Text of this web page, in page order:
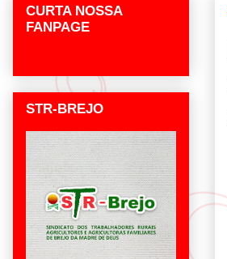
CURTA NOSSA
FANPAGE
STR-BREJO